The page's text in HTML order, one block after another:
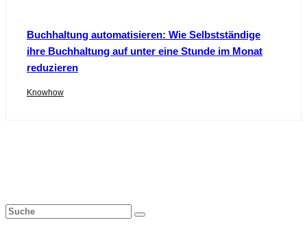
Buchhaltung automatisieren: Wie Selbstständige
ihre Buchhaltung auf unter eine Stunde im Monat
reduzieren
Knowhow